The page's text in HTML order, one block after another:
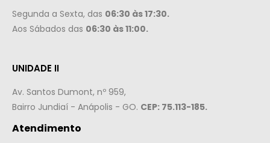
Segunda a Sexta, das 06:30 às 17:30.
Aos Sábados das 06:30 às 11:00.
UNIDADE II
Av. Santos Dumont, nº 959,
Bairro Jundiaí - Anápolis - GO. CEP: 75.113-185.
Atendimento